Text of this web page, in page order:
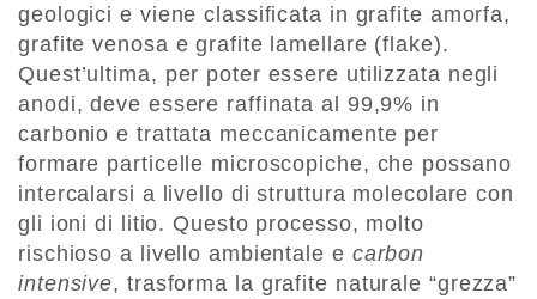
geologici e viene classificata in grafite amorfa,
grafite venosa e grafite lamellare (flake).
Quest’ultima, per poter essere utilizzata negli
anodi, deve essere raffinata al 99,9% in
carbonio e trattata meccanicamente per
formare particelle microscopiche, che possano
intercalarsi a livello di struttura molecolare con
gli ioni di litio. Questo processo, molto
rischioso a livello ambientale e carbon
intensive, trasforma la grafite naturale “grezza”